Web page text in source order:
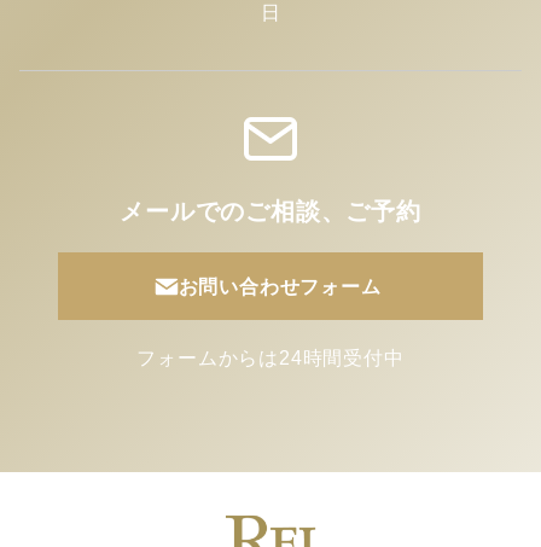
日
メールでのご相談、ご予約
お問い合わせフォーム
フォームからは24時間受付中